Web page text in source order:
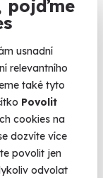
pojďme
usnadní
relevantního
také tyto
Povolit
cookies na
dozvíte více
povolit jen
odvolat